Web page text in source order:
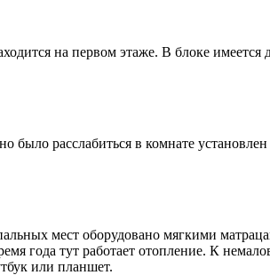
на первом этаже. В блоке
было расслабиться в комнате
мест оборудовано мягкими
года тут работает отопление. К
или планшет.